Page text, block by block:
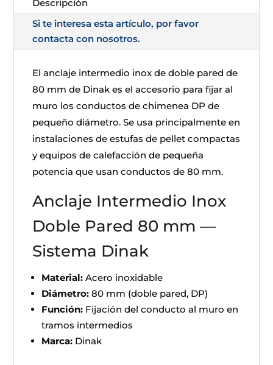
Descripción
Si te interesa esta artículo, por favor
contacta con nosotros.
El anclaje intermedio inox de doble pared de
80 mm de Dinak es el accesorio para fijar al
muro los conductos de chimenea DP de
pequeño diámetro. Se usa principalmente en
instalaciones de estufas de pellet compactas
y equipos de calefacción de pequeña
potencia que usan conductos de 80 mm.
Anclaje Intermedio Inox
Doble Pared 80 mm —
Sistema Dinak
Material: Acero inoxidable
Diámetro: 80 mm (doble pared, DP)
Función: Fijación del conducto al muro en
tramos intermedios
Marca: Dinak